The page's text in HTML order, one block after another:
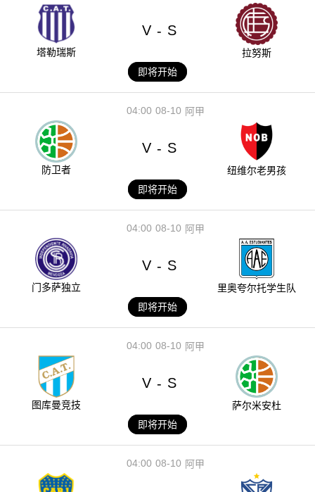
塔勒瑞斯
V - S
拉努斯
即将开始
08-10
04:00 阿甲
防卫者
V - S
纽维尔老男孩
即将开始
08-10
04:00 阿甲
门多萨独立
V - S
里奥夸尔托学生队
即将开始
08-10
04:00 阿甲
图库曼竞技
V - S
萨尔米安杜
即将开始
08-10
04:00 阿甲